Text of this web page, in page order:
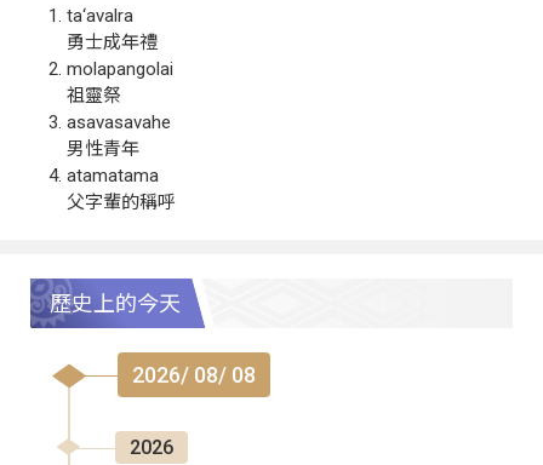
ta‘avalra
勇士成年禮
molapangolai
祖靈祭
asavasavahe
男性青年
atamatama
父字輩的稱呼
歷史上的今天
2026/ 08/ 08
2026